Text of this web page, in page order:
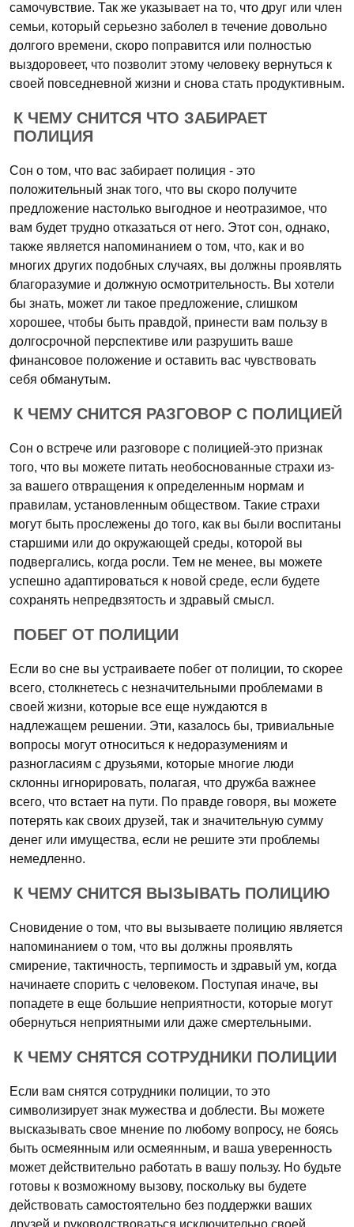
самочувствие. Так же указывает на то, что друг или член
семьи, который серьезно заболел в течение довольно
долгого времени, скоро поправится или полностью
выздоровеет, что позволит этому человеку вернуться к
своей повседневной жизни и снова стать продуктивным.
К ЧЕМУ СНИТСЯ ЧТО ЗАБИРАЕТ
ПОЛИЦИЯ
Сон о том, что вас забирает полиция - это
положительный знак того, что вы скоро получите
предложение настолько выгодное и неотразимое, что
вам будет трудно отказаться от него. Этот сон, однако,
также является напоминанием о том, что, как и во
многих других подобных случаях, вы должны проявлять
благоразумие и должную осмотрительность. Вы хотели
бы знать, может ли такое предложение, слишком
хорошее, чтобы быть правдой, принести вам пользу в
долгосрочной перспективе или разрушить ваше
финансовое положение и оставить вас чувствовать
себя обманутым.
К ЧЕМУ СНИТСЯ РАЗГОВОР С ПОЛИЦИЕЙ
Сон о встрече или разговоре с полицией-это признак
того, что вы можете питать необоснованные страхи из-
за вашего отвращения к определенным нормам и
правилам, установленным обществом. Такие страхи
могут быть прослежены до того, как вы были воспитаны
старшими или до окружающей среды, которой вы
подвергались, когда росли. Тем не менее, вы можете
успешно адаптироваться к новой среде, если будете
сохранять непредвзятость и здравый смысл.
ПОБЕГ ОТ ПОЛИЦИИ
Если во сне вы устраиваете побег от полиции, то скорее
всего, столкнетесь с незначительными проблемами в
своей жизни, которые все еще нуждаются в
надлежащем решении. Эти, казалось бы, тривиальные
вопросы могут относиться к недоразумениям и
разногласиям с друзьями, которые многие люди
склонны игнорировать, полагая, что дружба важнее
всего, что встает на пути. По правде говоря, вы можете
потерять как своих друзей, так и значительную сумму
денег или имущества, если не решите эти проблемы
немедленно.
К ЧЕМУ СНИТСЯ ВЫЗЫВАТЬ ПОЛИЦИЮ
Сновидение о том, что вы вызываете полицию является
напоминанием о том, что вы должны проявлять
смирение, тактичность, терпимость и здравый ум, когда
начинаете спорить с человеком. Поступая иначе, вы
попадете в еще большие неприятности, которые могут
обернуться неприятными или даже смертельными.
К ЧЕМУ СНЯТСЯ СОТРУДНИКИ ПОЛИЦИИ
Если вам снятся сотрудники полиции, то это
символизирует знак мужества и доблести. Вы можете
высказывать свое мнение по любому вопросу, не боясь
быть осмеянным или осмеянным, и ваша уверенность
может действительно работать в вашу пользу. Но будьте
готовы к возможному вызову, поскольку вы будете
действовать самостоятельно без поддержки ваших
друзей и руководствоваться исключительно своей